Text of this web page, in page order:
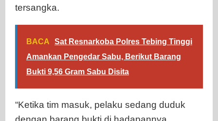
tersangka.
BACA
Sat Resnarkoba Polres Tebing Tinggi
Amankan Pengedar Sabu, Berikut Barang
Bukti 9,56 Gram Sabu Disita
“Ketika tim masuk, pelaku sedang duduk